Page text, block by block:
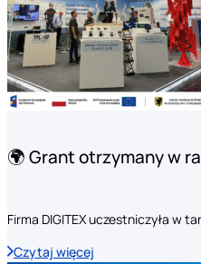
🌍 Grant otrzymany w
Firma DIGITEX uczestniczyła w
Czytaj więcej